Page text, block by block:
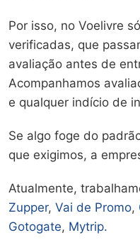
Por isso, no Voelivre
verificadas, que
avaliação antes de
Acompanhamos
e qualquer indício de
Se algo foge do
que exigimos, a
Atualmente,
Zupper, Vai de Promo,
Gotogate, Mytrip.